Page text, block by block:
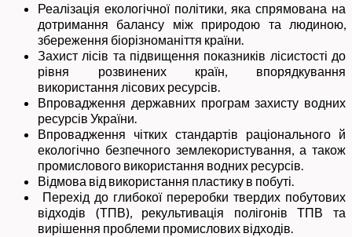
Реалізація екологічної політики, яка спрямована на
дотримання балансу між природою та людиною,
збереження біорізноманіття країни.
Захист лісів та підвищення показників лісистості до
рівня розвинених країн, впорядкування
використання лісових ресурсів.
Впровадження державних програм захисту водних
ресурсів України.
Впровадження чітких стандартів раціонального й
екологічно безпечного землекористування, а також
промислового використання водних ресурсів.
Відмова від використання пластику в побуті.
Перехід до глибокої переробки твердих побутових
відходів (ТПВ), рекультивація полігонів ТПВ та
вирішення проблеми промислових відходів.